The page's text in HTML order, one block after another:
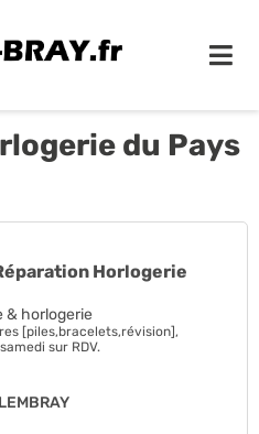
du Pays
Horlogerie
& horlogerie
[piles,bracelets,révision],
sur RDV.